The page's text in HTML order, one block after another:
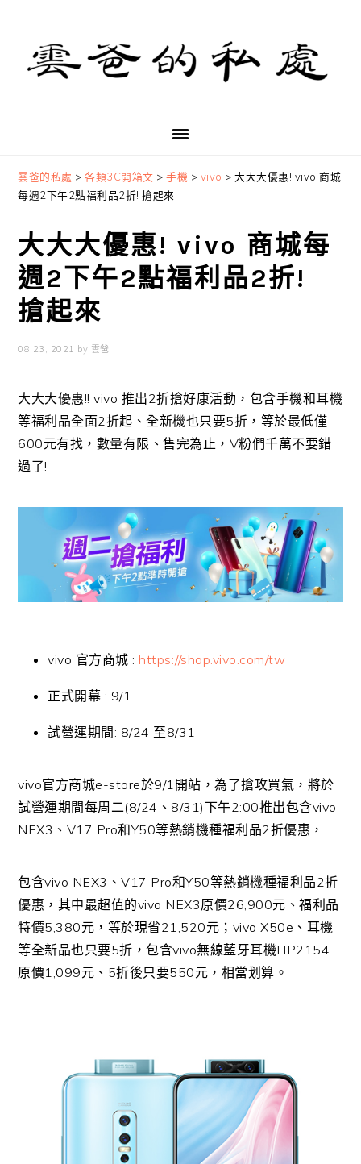
primary
navigation
content
primary
sidebar
雲爸的私處 >各類3C開箱文 >手機 > vivo >大大大優惠! vivo 商城
每週2下午2點福利品2折! 搶起來
大大大優惠! vivo 商城每
週2下午2點福利品2折!
搶起來
08 23, 2021 by 雲爸
大大大優惠!! vivo 推出2折搶好康活動，包含手機和耳機
等福利品全面2折起、全新機也只要5折，等於最低僅
600元有找，數量有限、售完為止，V粉們千萬不要錯
過了!
vivo 官方商城 : https://shop.vivo.com/tw
正式開幕 : 9/1
試營運期間: 8/24 至8/31
vivo官方商城e-store於9/1 開站，為了搶攻買氣，將於
試營運期間每周二(8/24 、 8/31)下午2:00推出包含vivo
NEX3 、 V17 Pro和Y50等熱銷機種福利品2折優惠，
包含vivo NEX3、V17 Pro和Y50等熱銷機種福利品2折
優惠，其中最超值的vivo NEX3原價26,900元、福利品
特價5,380元，等於現省21,520元；vivo X50e、耳機
等全新品也只要5折，包含vivo無線藍牙耳機HP2154
原價1,099元、5折後只要550元，相當划算。